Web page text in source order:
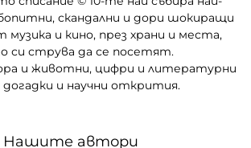
скандални и дори шокиращи
музика и кино, през храни и места,
си струва да се посетят.
и животни, цифри и литературни
догадки и научни открития.
Нашите автори